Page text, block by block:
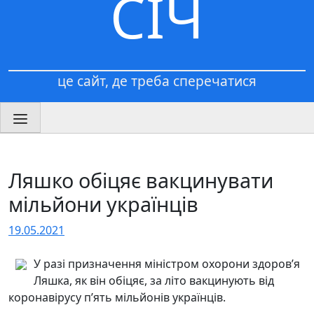
СІЧ
це сайт, де треба сперечатися
Ляшко обіцяє вакцинувати
мільйони українців
19.05.2021
У разі призначення міністром охорони здоров’я
Ляшка, як він обіцяє, за літо вакцинують від
коронавірусу п’ять мільйонів українців.